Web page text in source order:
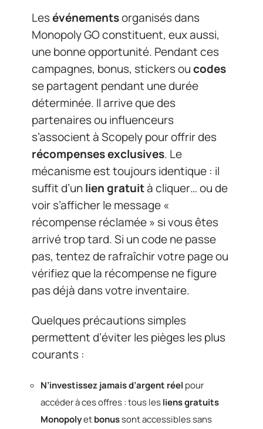
Lesévénementsorganisés dans
Monopoly GO constituent, eux aussi,
une bonne opportunité. Pendant ces
campagnes, bonus, stickers oucodes
se partagent pendant une durée
déterminée. Il arrive que des
partenaires ou influenceurs
s’associent à Scopely pour offrir des
récompenses exclusives. Le
mécanisme est toujours identique : il
suffit d’unlien gratuità cliquer… ou de
voir s’afficher le message «
récompense réclamée » si vous êtes
arrivé trop tard. Si un code ne passe
pas, tentez de rafraîchir votre page ou
vérifiez que la récompense ne figure
pas déjà dans votre inventaire.
Quelques précautions simples
permettent d’éviter les pièges les plus
courants :
N’investissez jamais d’argent réel pour
accéder à ces offres : tous lesliens gratuits
Monopolyetbonussont accessibles sans